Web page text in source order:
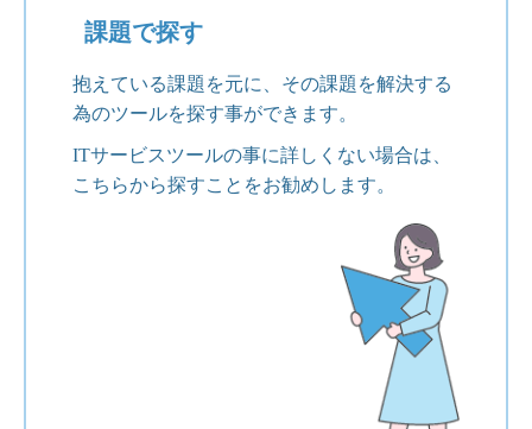
課題で探す
抱えている課題を元に、その課題を解決する
為のツールを探す事ができます。
ITサービスツールの事に詳しくない場合は、
こちらから探すことをお勧めします。